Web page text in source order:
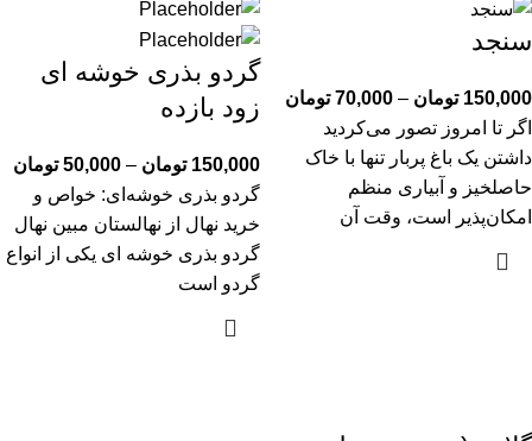
سنجد
150,000 تومان –
70,000 تومان
اگر تا امروز تصور می‌کردید
داشتن یک باغ پربار تنها با خاک
حاصلخیز و آبیاری منظم
امکان‌پذیر است، وقت آن
گردو بذری خوشه ای
زود بازده
150,000 تومان –
50,000 تومان
گردو بذری خوشه‌ای: خواص و
خرید نهال از نهالستان مبین نهال
گردو بذری خوشه ای یکی از انواع
گردو است